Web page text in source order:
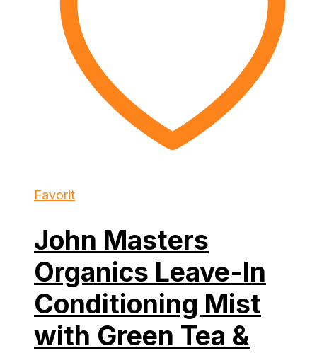
Favorit
John Masters
Organics Leave-In
Conditioning Mist
with Green Tea &